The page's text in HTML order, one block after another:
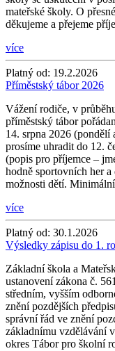
mateřské školy. O
děkujeme a přejeme
více
Platný od: 19.2.2026
Příměstský tábor 2026
Vážení rodiče, v
příměstský tábor
14. srpna 2026 (pondělí
prosíme uhradit do 12.
(popis pro příjemce –
hodně sportovních her
možnosti dětí.
více
Platný od: 30.1.2026
Výsledky zápisu do 1.
Základní škola a
ustanovení zákona č.
středním, vyšším
znění pozdějších
správní řád ve znění
základnímu vzdělávání
okres Tábor pro školní